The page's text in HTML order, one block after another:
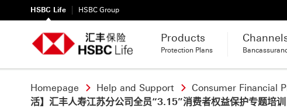
HSBC Life HSBC Group
Products
Protection Plans
Homepage Help and Support Consumer Financial
活】汇丰人寿江苏分公司全员“3.15”消费者权益保护专题培训